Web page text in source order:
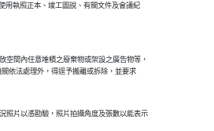
用執照正本、竣工圖說、有關文件及會議紀
空間內任意堆積之廢棄物或架設之廣告物等，
關依法處理外，得逕予搬離或拆除，並要求
照片以憑勘驗，照片拍攝角度及張數以能表示